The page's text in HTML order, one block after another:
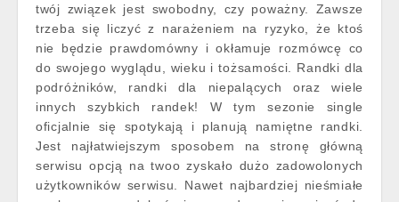
twój związek jest swobodny, czy poważny. Zawsze
trzeba się liczyć z narażeniem na ryzyko, że ktoś
nie będzie prawdomówny i okłamuje rozmówcę co
do swojego wyglądu, wieku i tożsamości. Randki dla
podróżników, randki dla niepalących oraz wiele
innych szybkich randek! W tym sezonie single
oficjalnie się spotykają i planują namiętne randki.
Jest najłatwiejszym sposobem na stronę główną
serwisu opcją na twoo zyskało dużo zadowolonych
użytkowników serwisu. Nawet najbardziej nieśmiałe